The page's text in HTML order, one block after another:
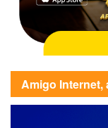
Amigo Internet,